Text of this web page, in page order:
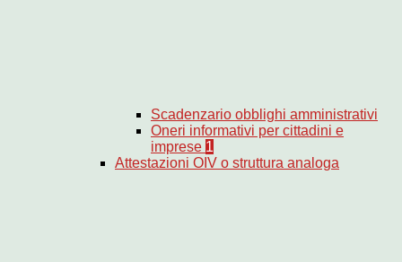
Scadenzario obblighi amministrativi
Oneri informativi per cittadini e
imprese 1
Attestazioni OIV o struttura analoga